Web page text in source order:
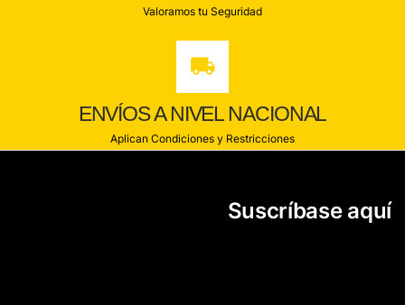
Valoramos tu Seguridad
ENVÍOS A NIVEL NACIONAL
Aplican Condiciones y Restricciones
Suscríbase aquí